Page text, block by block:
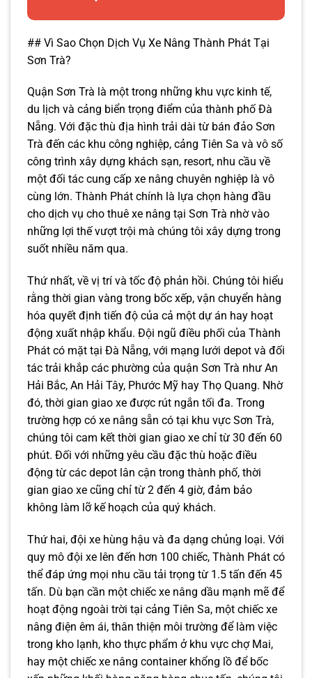
## Vì Sao Chọn Dịch Vụ Xe Nâng Thành Phát Tại
Sơn Trà?
Quận Sơn Trà là một trong những khu vực kinh tế,
du lịch và cảng biển trọng điểm của thành phố Đà
Nẵng. Với đặc thù địa hình trải dài từ bán đảo Sơn
Trà đến các khu công nghiệp, cảng Tiên Sa và vô số
công trình xây dựng khách sạn, resort, nhu cầu về
một đối tác cung cấp xe nâng chuyên nghiệp là vô
cùng lớn. Thành Phát chính là lựa chọn hàng đầu
cho dịch vụ cho thuê xe nâng tại Sơn Trà nhờ vào
những lợi thế vượt trội mà chúng tôi xây dựng trong
suốt nhiều năm qua.
Thứ nhất, về vị trí và tốc độ phản hồi. Chúng tôi hiểu
rằng thời gian vàng trong bốc xếp, vận chuyển hàng
hóa quyết định tiến độ của cả một dự án hay hoạt
động xuất nhập khẩu. Đội ngũ điều phối của Thành
Phát có mặt tại Đà Nẵng, với mạng lưới depot và đối
tác trải khắp các phường của quận Sơn Trà như An
Hải Bắc, An Hải Tây, Phước Mỹ hay Thọ Quang. Nhờ
đó, thời gian giao xe được rút ngắn tối đa. Trong
trường hợp có xe nâng sẵn có tại khu vực Sơn Trà,
chúng tôi cam kết thời gian giao xe chỉ từ 30 đến 60
phút. Đối với những yêu cầu đặc thù hoặc điều
động từ các depot lân cận trong thành phố, thời
gian giao xe cũng chỉ từ 2 đến 4 giờ, đảm bảo
không làm lỡ kế hoạch của quý khách.
Thứ hai, đội xe hùng hậu và đa dạng chủng loại. Với
quy mô đội xe lên đến hơn 100 chiếc, Thành Phát có
thể đáp ứng mọi nhu cầu tải trọng từ 1.5 tấn đến 45
tấn. Dù bạn cần một chiếc xe nâng dầu mạnh mẽ để
hoạt động ngoài trời tại cảng Tiên Sa, một chiếc xe
nâng điện êm ái, thân thiện môi trường để làm việc
trong kho lạnh, kho thực phẩm ở khu vực chợ Mai,
hay một chiếc xe nâng container khổng lồ để bốc